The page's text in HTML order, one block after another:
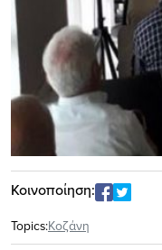
Κοινοποίηση:
Topics:Κοζάνη